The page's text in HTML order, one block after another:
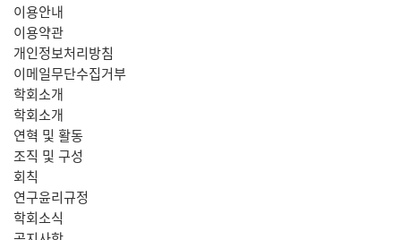
이용안내
이용약관
개인정보처리방침
이메일무단수집거부
학회소개
학회소개
연혁 및 활동
조직 및 구성
회칙
연구윤리규정
학회소식